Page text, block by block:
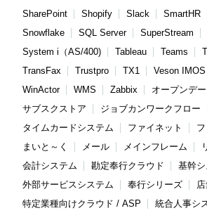
SharePoint
Shopify Slack SmartHR
Snowflake
SQL Server SuperStream
System i（AS/400)
Tableau Teams
TransFax
Trustpro TX1 Veson
WinActor
WMS Zabbix
オープンデー
サブスクストア
ジョブカンワークフロー
タイムカードシステム
ファイネット
まいと～く
メール メインフレーム
会計システム
勘定奉行クラウド
基幹
外部サービスシステム
奉行シリーズ
特定業種向けクラウド / ASP
統合人事シ